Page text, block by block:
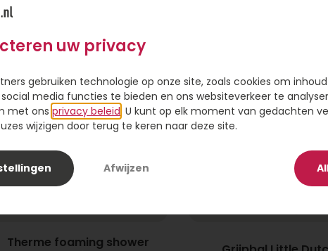
Therme foaming shower
uw privacy
gebruiken technologie op onze site, zoals cookies om
media functies te bieden en ons websiteverkeer te
met ons privacy beleid . U kunt op elk moment van gedachten
wijzigen door terug te keren naar deze site.
Afwijzen